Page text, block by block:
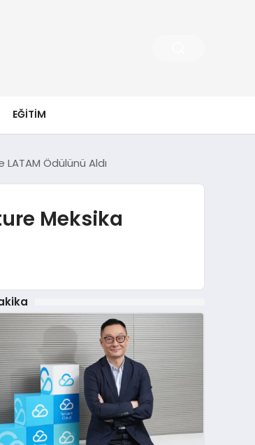
EĞITIM
Ödülünü Aldı
Meksika